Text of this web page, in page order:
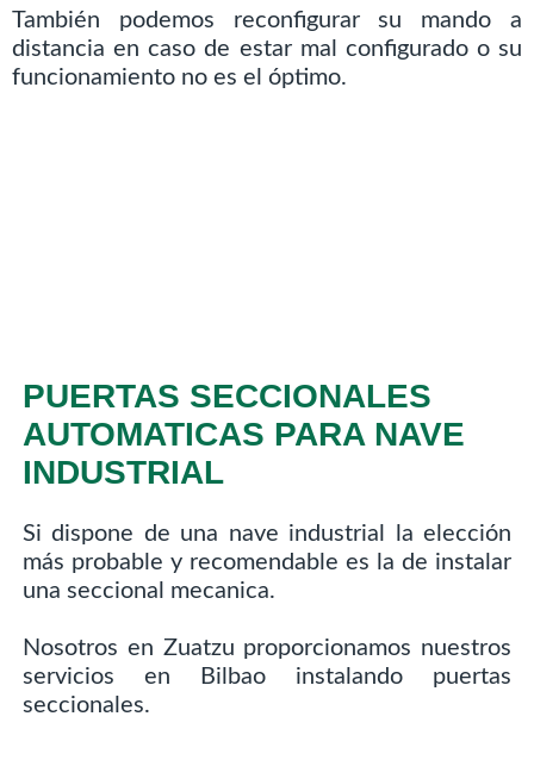
También podemos reconfigurar su mando a
distancia en caso de estar mal configurado o su
funcionamiento no es el óptimo.
PUERTAS SECCIONALES
AUTOMATICAS PARA NAVE
INDUSTRIAL
Si dispone de una nave industrial la elección
más probable y recomendable es la de instalar
una seccional mecanica.
Nosotros en Zuatzu proporcionamos nuestros
servicios en Bilbao instalando puertas
seccionales.